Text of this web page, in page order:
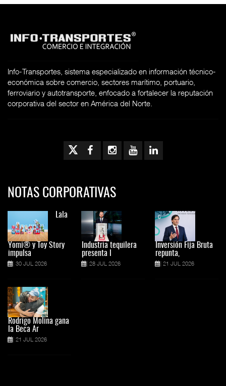
Info-Transportes, sistema especializado en información técnico-
económica sobre comercio, sectores marítimo, portuario,
ferroviario y autotransporte, enfocado a fortalecer la reputación
corporativa del sector en América del Norte.
NOTAS CORPORATIVAS
Lala
Yomi® y Toy Story
impulsa
30 JUL 2026
Rodrigo Molina gana
la Beca Ar
21 JUL 2026
Industria tequilera
presenta l
28 JUL 2026
Inversión Fija Bruta
repunta,
21 JUL 2026